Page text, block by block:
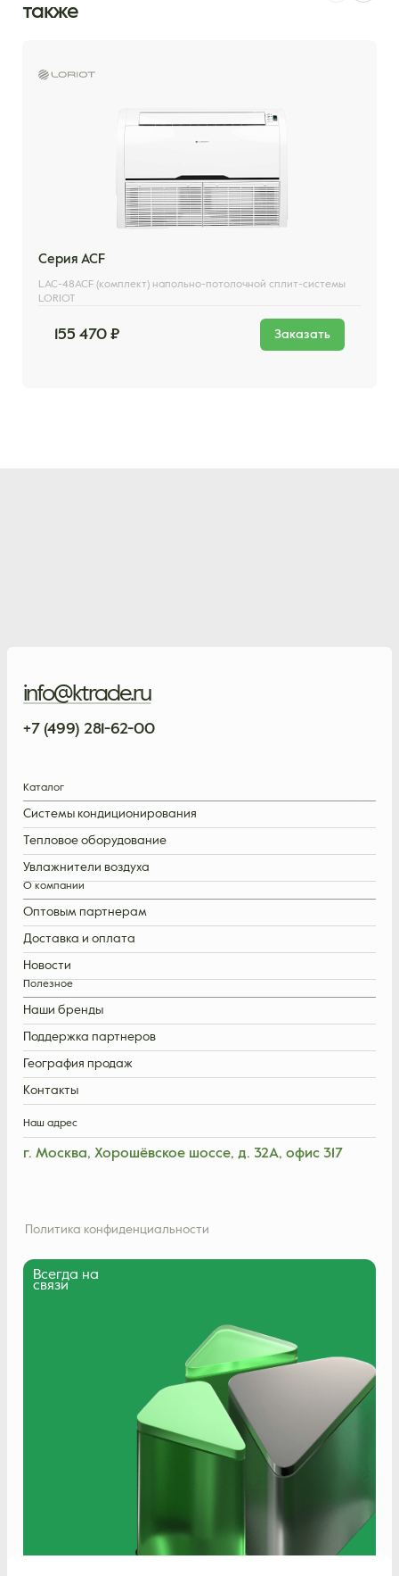
также
Серия ACF
LAC-48ACF (комплект) напольно-потолочной сплит-системы
LORIOT
155 470 ₽ Заказать
info@ktrade.ru
+7 (499) 281-62-00
Каталог
Системы кондиционирования
Тепловое оборудование
Увлажнители воздуха
О компании
Оптовым партнерам
Доставка и оплата
Новости
Полезное
Наши бренды
Поддержка партнеров
География продаж
Контакты
Политика конфиденциальности
Наш адрес
г. Москва, Хорошёвское шоссе, д. 32А, офис 317
Всегда на
связи